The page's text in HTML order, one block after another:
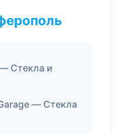
Стекла и
— Стекла